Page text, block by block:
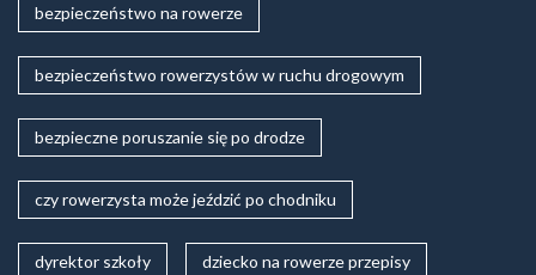
bezpieczeństwo na rowerze
bezpieczeństwo rowerzystów w ruchu drogowym
bezpieczne poruszanie się po drodze
czy rowerzysta może jeździć po chodniku
dyrektor szkoły dziecko na rowerze przepisy